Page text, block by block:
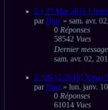
Nouveau
message
[ 27 Mar 2011 ]
parBlue » sam. avr.
0 Réponses
58542 Vues
Dernier message
sam. avr. 02,
Nouveau
message
[26-12-2010] Xmas
parBlue » lun. janv.
0 Réponses
61014 Vues